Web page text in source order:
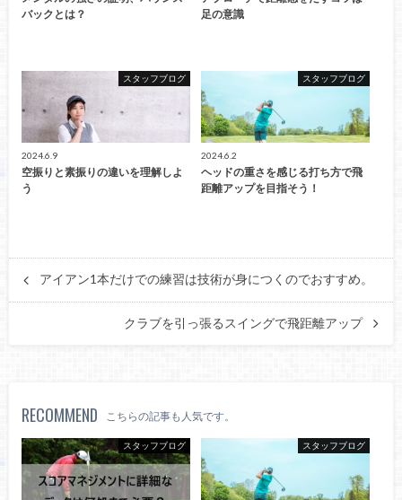
バックとは？
足の意識
スタッフブログ
2024.6.9
空振りと素振りの違いを理解しよ
う
スタッフブログ
2024.6.2
ヘッドの重さを感じる打ち方で飛
距離アップを目指そう！
アイアン1本だけでの練習は技術が身につくのでおすすめ。
クラブを引っ張るスイングで飛距離アップ
RECOMMEND こちらの記事も人気です。
スタッフブログ スタッフブログ